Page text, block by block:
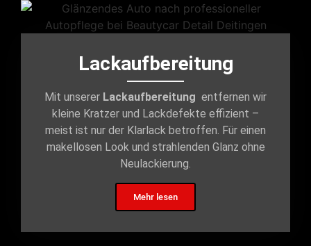
Lackaufbereitung
Mit unserer Lackaufbereitung entfernen wir
kleine Kratzer und Lackdefekte effizient –
meist ist nur der Klarlack betroffen. Für einen
makellosen Look und strahlenden Glanz ohne
Neulackierung.
Mehr lesen